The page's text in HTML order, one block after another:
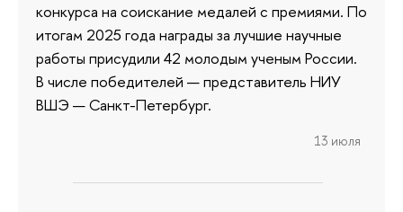
конкурса на соискание медалей с премиями. По
итогам 2025 года награды за лучшие научные
работы присудили 42 молодым ученым России.
В числе победителей — представитель НИУ
ВШЭ — Санкт-Петербург.
13 июля